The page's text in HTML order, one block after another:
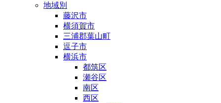
地域別
藤沢市
横須賀市
三浦郡葉山町
逗子市
横浜市
都筑区
瀬谷区
南区
西区